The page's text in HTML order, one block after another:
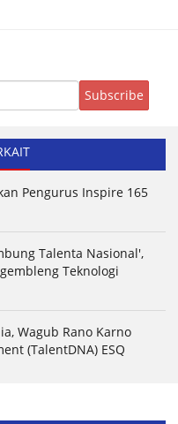
Pengurus Inspire 165
Talenta Nasional',
Teknologi
Wagub Rano Karno
(TalentDNA) ESQ